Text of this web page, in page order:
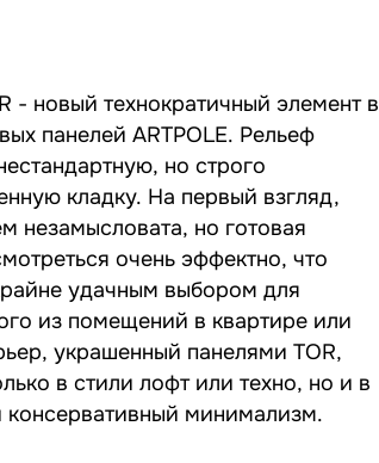
- новый технократичный элемент в
панелей ARTPOLE. Рельеф
но строго
кладку. На первый взгляд,
незамысловата, но готовая
очень эффектно, что
удачным выбором для
из помещений в квартире или
украшенный панелями TOR,
в стили лофт или техно, но и в
консервативный минимализм.